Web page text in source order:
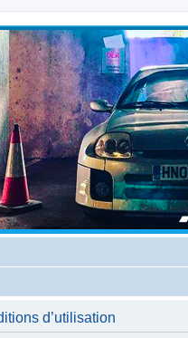
Clio V6
d’utilisation